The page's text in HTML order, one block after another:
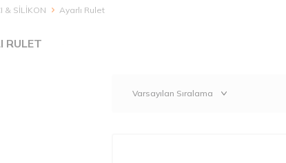
& SİLİKON Ayarlı Rulet
RULET